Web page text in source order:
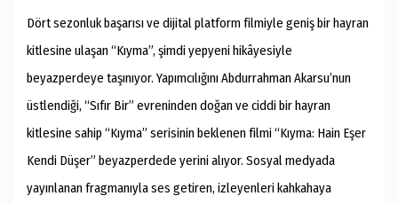
Dört sezonluk başarısı ve dijital platform filmiyle geniş bir hayran
kitlesine ulaşan “Kıyma”, şimdi yepyeni hikâyesiyle
beyazperdeye taşınıyor. Yapımcılığını Abdurrahman Akarsu’nun
üstlendiği, “Sıfır Bir” evreninden doğan ve ciddi bir hayran
kitlesine sahip “Kıyma” serisinin beklenen filmi “Kıyma: Hain Eşer
Kendi Düşer” beyazperdede yerini alıyor. Sosyal medyada
yayınlanan fragmanıyla ses getiren, izleyenleri kahkahaya